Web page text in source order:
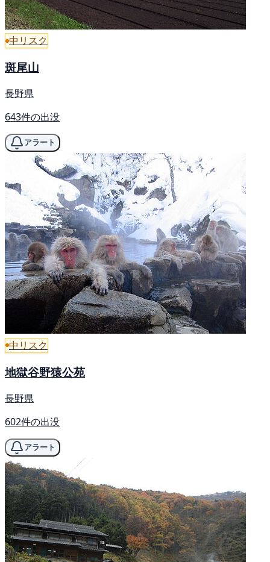
中リスク
斑尾山
長野県
643件の出没
アラート
中リスク
地獄谷野猿公苑
長野県
602件の出没
アラート